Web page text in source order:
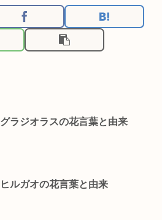
グラジオラスの花言葉と由来
ヒルガオの花言葉と由来